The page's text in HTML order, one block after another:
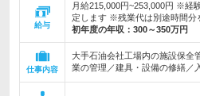
給与
月給215,000円~253,000円 ※経
定します ※残業代は別途時間分
初年度の年収： 300～350万円
仕事内容
大手石油会社工場内の施設保全
業の管理／建具・設備の修繕／